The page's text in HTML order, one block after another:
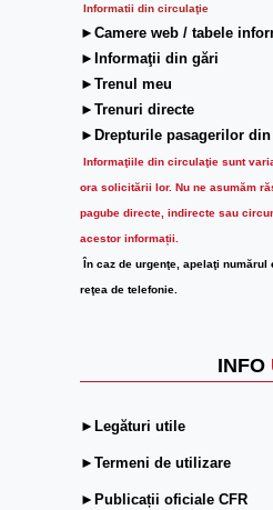
Informatii din circulaţie
►Camere web / tabele
►Informaţii din gări
►Trenul meu
►Trenuri directe
►Drepturile pasagerilor
Informaţiile din circulaţie sunt
ora solicitării lor. Nu ne asumăm
pagube directe, indirecte sau
acestor informații.
În caz de urgenţe, apelaţi
reţea de telefonie.
INFO
►Legături utile
►Termeni de utilizare
►Publicații oficiale CFR